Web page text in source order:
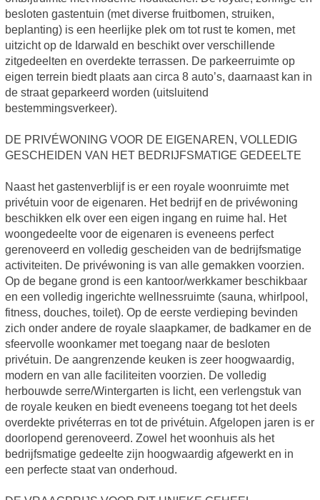
besloten gastentuin (met diverse fruitbomen, struiken,
beplanting) is een heerlijke plek om tot rust te komen, met
uitzicht op de Idarwald en beschikt over verschillende
zitgedeelten en overdekte terrassen. De parkeerruimte op
eigen terrein biedt plaats aan circa 8 auto’s, daarnaast kan in
de straat geparkeerd worden (uitsluitend
bestemmingsverkeer).
DE PRIVÉWONING VOOR DE EIGENAREN, VOLLEDIG
GESCHEIDEN VAN HET BEDRIJFSMATIGE GEDEELTE
Naast het gastenverblijf is er een royale woonruimte met
privétuin voor de eigenaren. Het bedrijf en de privéwoning
beschikken elk over een eigen ingang en ruime hal. Het
woongedeelte voor de eigenaren is eveneens perfect
gerenoveerd en volledig gescheiden van de bedrijfsmatige
activiteiten. De privéwoning is van alle gemakken voorzien.
Op de begane grond is een kantoor/werkkamer beschikbaar
en een volledig ingerichte wellnessruimte (sauna, whirlpool,
fitness, douches, toilet). Op de eerste verdieping bevinden
zich onder andere de royale slaapkamer, de badkamer en de
sfeervolle woonkamer met toegang naar de besloten
privétuin. De aangrenzende keuken is zeer hoogwaardig,
modern en van alle faciliteiten voorzien. De volledig
herbouwde serre/Wintergarten is licht, een verlengstuk van
de royale keuken en biedt eveneens toegang tot het deels
overdekte privéterras en tot de privétuin. Afgelopen jaren is er
doorlopend gerenoveerd. Zowel het woonhuis als het
bedrijfsmatige gedeelte zijn hoogwaardig afgewerkt en in
een perfecte staat van onderhoud.